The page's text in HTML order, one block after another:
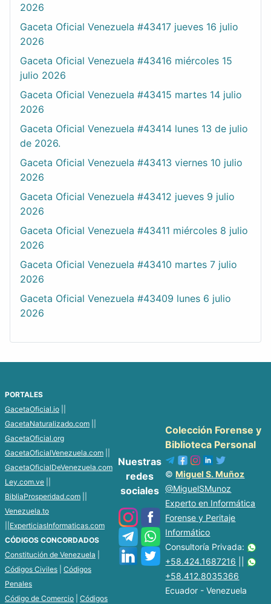
2026
Gaceta Oficial Venezuela #43417 jueves 16 julio
2026
Gaceta Oficial Venezuela #43416 miércoles 15
julio 2026
Gaceta Oficial Venezuela #43415 martes 14 julio
2026
Gaceta Oficial Venezuela #43414 lunes 13 de julio
de 2026.
Gaceta Oficial Venezuela #43413 viernes 10 julio
2026
Gaceta Oficial Venezuela #43412 jueves 9 julio
2026
Gaceta Oficial Venezuela #43411 miércoles 8 julio
2026
Gaceta Oficial Venezuela #43410 martes 7 julio
2026
Gaceta Oficial Venezuela #43409 lunes 6 julio
2026
PORTALES
GacetaOficial.io
GacetaNaturalizado.com
GacetaOficial.org
GacetaOficialVenezuela.com
GacetaOficialDeVenezuela.com
Ley.com.ve
BibliaProsperidad.com
Venezuela.to
ExperticiasInformaticas.com
CÓDIGOS CONCORDADOS
Constitución de Venezuela
Códigos Civiles
Códigos
Penales
Código de Comercio
Códigos
Nuestras
redes
sociales
Colección Forense y
Biblioteca Personal
©Miguel S. Muñoz
@MiguelSMunoz
Experto en Informática
Forense y Peritaje
Informático
Consultoría Privada:
+58.424.1687216
+58.412.8035366
Ecuador - Venezuela